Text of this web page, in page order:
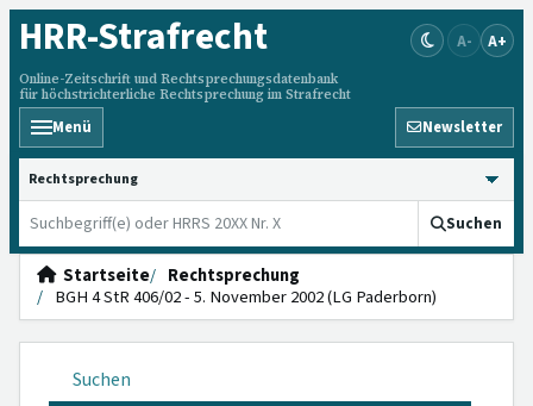
HRR-Strafrecht
Online-Zeitschrift und Rechtsprechungsdatenbank
für höchstrichterliche Rechtsprechung im Strafrecht
A- A+
Menü Newsletter
HRRS durchsuchen
Suchen
Startseite
Rechtsprechung
BGH 4 StR 406/02 - 5. November 2002 (LG Paderborn)
Suchen